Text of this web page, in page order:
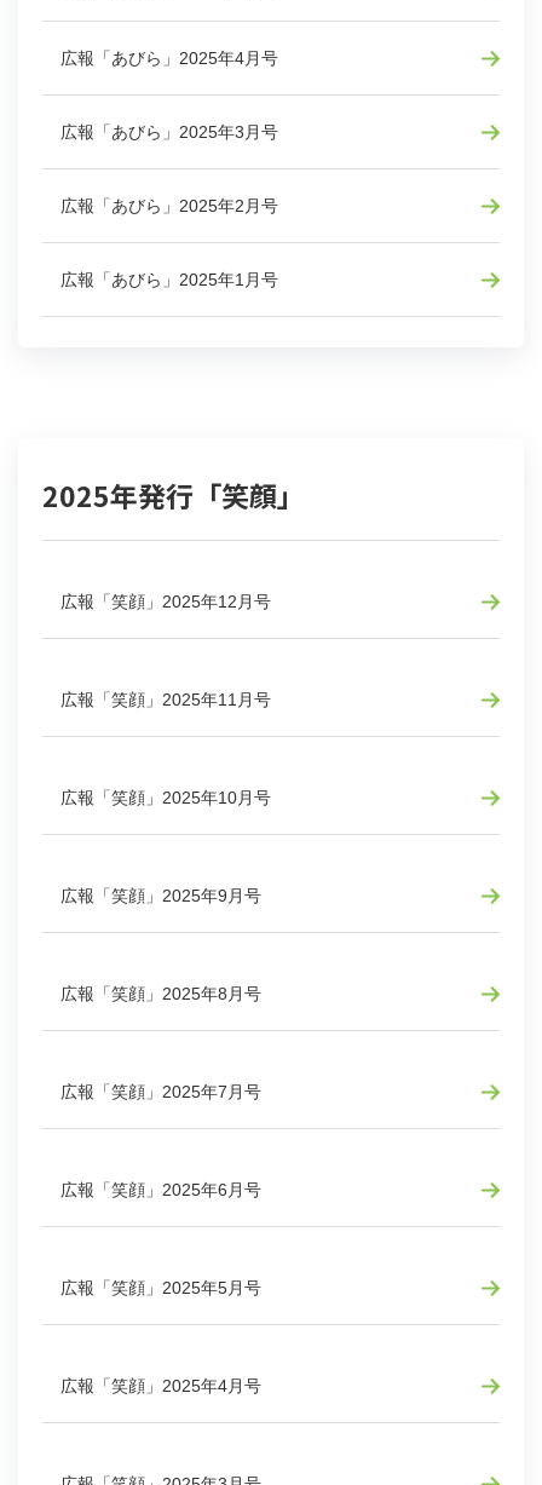
広報「あびら」2025年4月号
広報「あびら」2025年3月号
広報「あびら」2025年2月号
広報「あびら」2025年1月号
2025年発行「笑顔」
広報「笑顔」2025年12月号
広報「笑顔」2025年11月号
広報「笑顔」2025年10月号
広報「笑顔」2025年9月号
広報「笑顔」2025年8月号
広報「笑顔」2025年7月号
広報「笑顔」2025年6月号
広報「笑顔」2025年5月号
広報「笑顔」2025年4月号